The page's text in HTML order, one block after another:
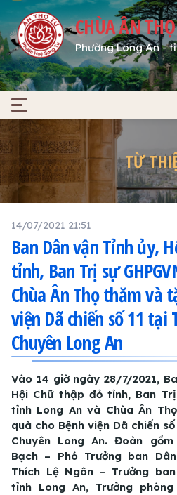
CHÙA ÂN THỌ
Phường Long An -
TỪ
14/07/2021 21:51
Ban Dân vận Tỉnh ủy,
tỉnh, Ban Trị sự
Chùa Ân Thọ thăm và
viện Dã chiến số 11 tại
Chuyên Long An
Vào 14 giờ ngày 28/7/2021,
Hội Chữ thập đỏ tỉnh, Ban
tỉnh Long An và Chùa Ân
quà cho Bệnh viện Dã chiến
Chuyên Long An. Đoàn
Bạch – Phó Trưởng ban
Thích Lệ Ngôn – Trưởng
tỉnh Long An, Trưởng